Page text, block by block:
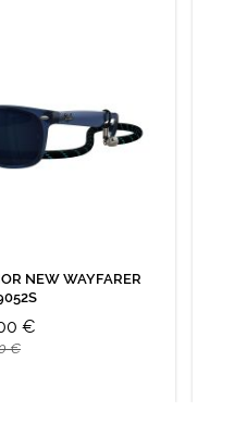
NEW WAYFARER
€
€